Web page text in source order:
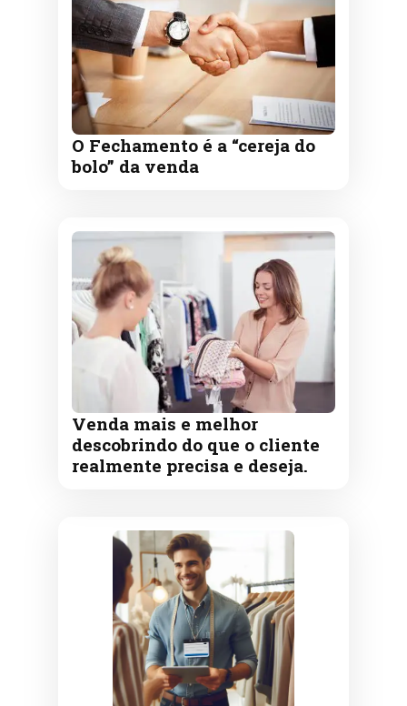
O Fechamento é a “cereja do
bolo” da venda
Venda mais e melhor
descobrindo do que o cliente
realmente precisa e deseja.